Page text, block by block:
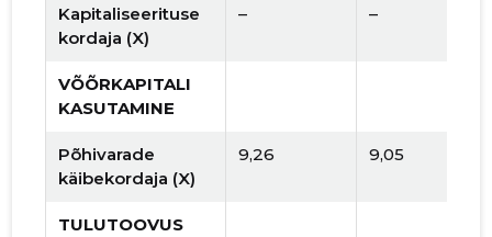
Kapitaliseerituse
kordaja (X)
– –
VÕÕRKAPITALI
KASUTAMINE
Põhivarade
käibekordaja (X)
9,26 9,05
TULUTOOVUS